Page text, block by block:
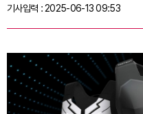
기사입력 : 2025-06-13 09:53